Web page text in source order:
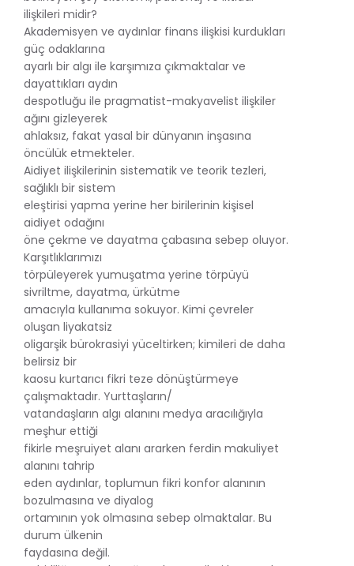
ilişkileri midir?
Akademisyen ve aydınlar finans ilişkisi kurdukları
güç odaklarına
ayarlı bir algı ile karşımıza çıkmaktalar ve
dayattıkları aydın
despotluğu ile pragmatist-makyavelist ilişkiler
ağını gizleyerek
ahlaksız, fakat yasal bir dünyanın inşasına
öncülük etmekteler.
Aidiyet ilişkilerinin sistematik ve teorik tezleri,
sağlıklı bir sistem
eleştirisi yapma yerine her birilerinin kişisel
aidiyet odağını
öne çekme ve dayatma çabasına sebep oluyor.
Karşıtlıklarımızı
törpüleyerek yumuşatma yerine törpüyü
sivriltme, dayatma, ürkütme
amacıyla kullanıma sokuyor. Kimi çevreler
oluşan liyakatsiz
oligarşik bürokrasiyi yüceltirken; kimileri de daha
belirsiz bir
kaosu kurtarıcı fikri teze dönüştürmeye
çalışmaktadır. Yurttaşların/
vatandaşların algı alanını medya aracılığıyla
meşhur ettiği
fikirle meşruiyet alanı ararken ferdin makuliyet
alanını tahrip
eden aydınlar, toplumun fikri konfor alanının
bozulmasına ve diyalog
ortamının yok olmasına sebep olmaktalar. Bu
durum ülkenin
faydasına değil.